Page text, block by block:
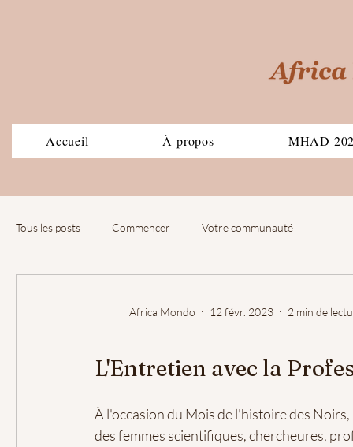
Accueil À propos MHAD
Tous les posts Commencer Votre communauté
Africa Mondo 12 févr. 2023 2 min de
L'Entretien avec la
À l'occasion du Mois de l'histoire des
des femmes scientifiques, chercheures,